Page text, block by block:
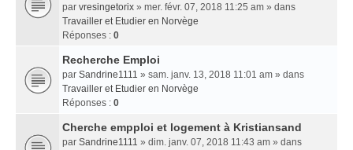
par vresingetorix » mer. févr. 07, 2018 11:25 am » dans
Travailler et Etudier en Norvège
Réponses : 0
Recherche Emploi
par Sandrine1111 » sam. janv. 13, 2018 11:01 am » dans
Travailler et Etudier en Norvège
Réponses : 0
Cherche empploi et logement à Kristiansand
par Sandrine1111 » dim. janv. 07, 2018 11:43 am » dans